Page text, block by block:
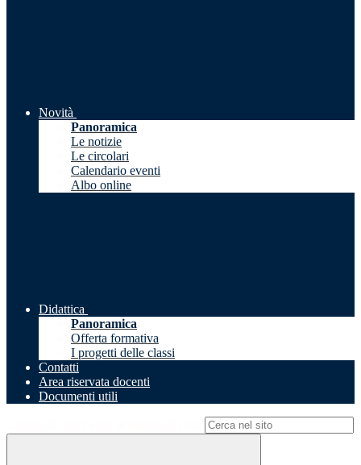
Novità
Panoramica
Le notizie
Le circolari
Calendario eventi
Albo online
Didattica
Panoramica
Offerta formativa
I progetti delle classi
Contatti
Area riservata docenti
Documenti utili